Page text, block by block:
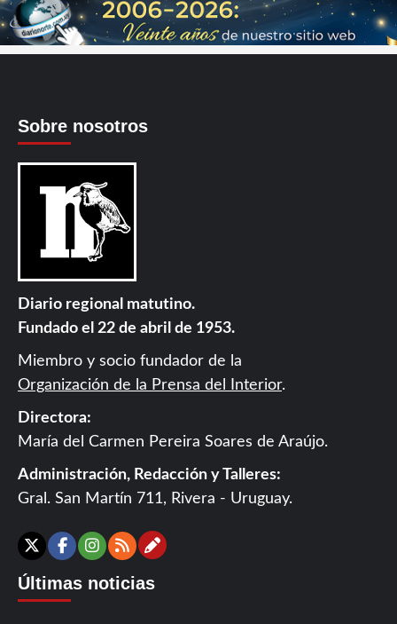
Sobre nosotros
Diario regional matutino.
Fundado el 22 de abril de 1953.
Miembro y socio fundador de la
Organización de la Prensa del Interior.
Directora:
María del Carmen Pereira Soares de Araújo.
Administración, Redacción y Talleres:
Gral. San Martín 711, Rivera - Uruguay.
X Facebook
Instagram
RSSContáctanos
Últimas noticias